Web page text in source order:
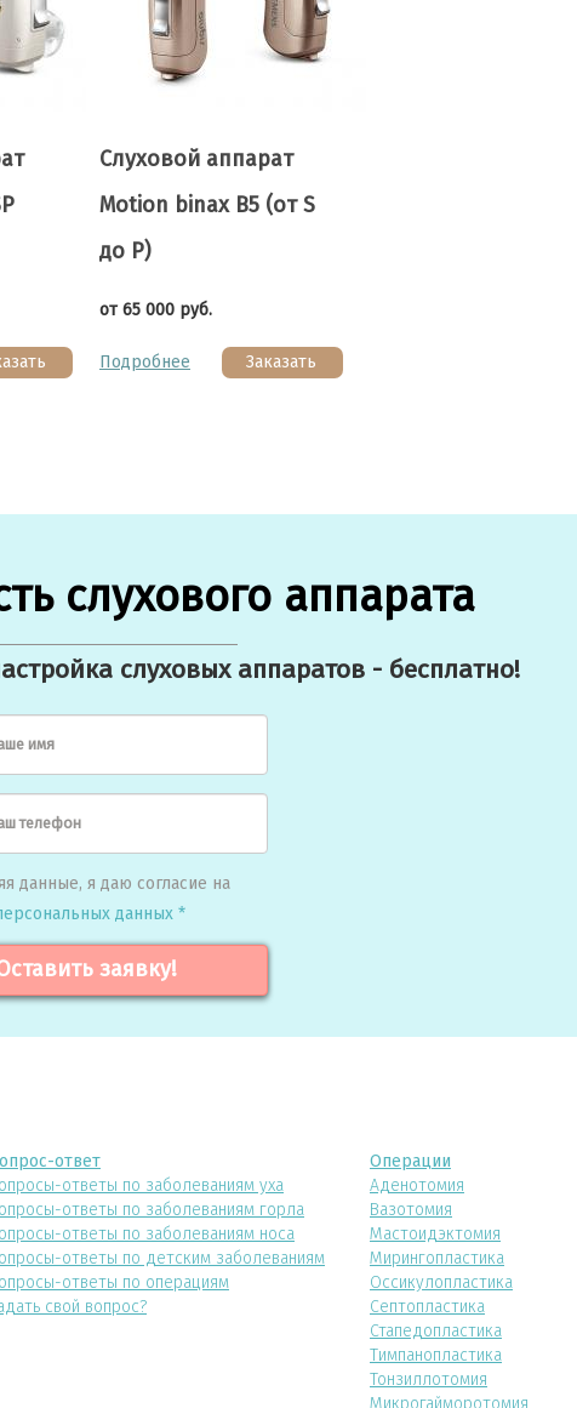
Слуховой аппарат
Motion binax B5 (от S
до Р)
от 65 000 руб.
Заказать
Подробнее
слухового аппарата
слуховых аппаратов - бесплатно!
имя
телефон
данные, я даю согласие на
данных *
заявку!
ответ
ответы по заболеваниям уха
ответы по заболеваниям горла
ответы по заболеваниям носа
ответы по детским заболеваниям
ответы по операциям
свой вопрос?
Операции
Аденотомия
Вазотомия
Мастоидэктомия
Мирингопластика
Оссикулопластика
Септопластика
Стапедопластика
Тимпанопластика
Тонзиллотомия
Микрогайморотомия